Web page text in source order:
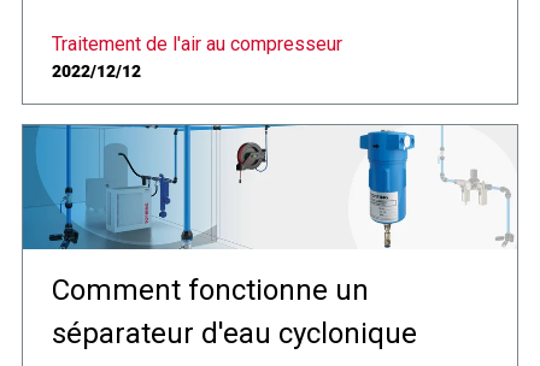
Traitement de l'air au compresseur
2022/12/12
Comment fonctionne un
séparateur d'eau cyclonique